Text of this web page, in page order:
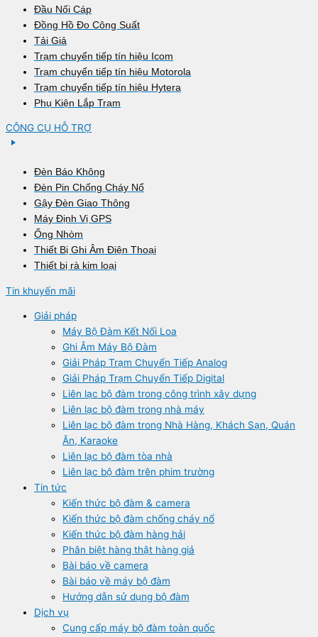
Đầu Nối Cáp
Đồng Hồ Đo Công Suất
Tải Giả
Trạm chuyển tiếp tín hiệu Icom
Trạm chuyển tiếp tín hiệu Motorola
Trạm chuyển tiếp tín hiệu Hytera
Phụ Kiện Lắp Trạm
CÔNG CỤ HỖ TRỢ
Đèn Báo Không
Đèn Pin Chống Cháy Nổ
Gậy Đèn Giao Thông
Máy Định Vị GPS
Ống Nhòm
Thiết Bị Ghi Âm Điện Thoại
Thiết bị rà kim loại
Tin khuyến mãi
Giải pháp
Máy Bộ Đàm Kết Nối Loa
Ghi Âm Máy Bộ Đàm
Giải Pháp Trạm Chuyển Tiếp Analog
Giải Pháp Trạm Chuyển Tiếp Digital
Liên lạc bộ đàm trong công trình xây dựng
Liên lạc bộ đàm trong nhà máy
Liên lạc bộ đàm trong Nhà Hàng, Khách Sạn, Quán
Ăn, Karaoke
Liên lạc bộ đàm tòa nhà
Liên lạc bộ đàm trên phim trường
Tin tức
Kiến thức bộ đàm & camera
Kiến thức bộ đàm chống cháy nổ
Kiến thức bộ đàm hàng hải
Phân biệt hàng thật hàng giả
Bài báo về camera
Bài báo về máy bộ đàm
Hướng dẫn sử dụng bộ đàm
Dịch vụ
Cung cấp máy bộ đàm toàn quốc